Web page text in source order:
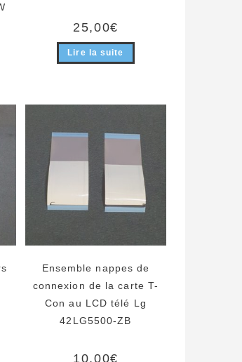
25,00€
Lire la suite
Ensemble nappes de
connexion de la carte T-
Con au LCD télé Lg
42LG5500-ZB
10,00€